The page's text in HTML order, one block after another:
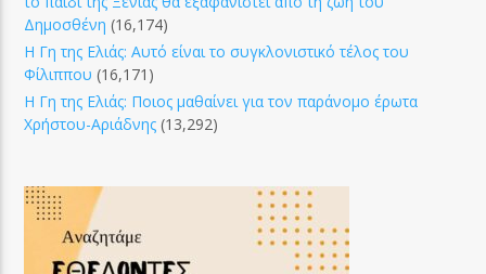
Δημοσθένη (16,174)
Η Γη της Ελιάς: Αυτό είναι το συγκλονιστικό τέλος του
Φίλιππου (16,171)
Η Γη της Ελιάς: Ποιος μαθαίνει για τον παράνομο έρωτα
Χρήστου-Αριάδνης (13,292)